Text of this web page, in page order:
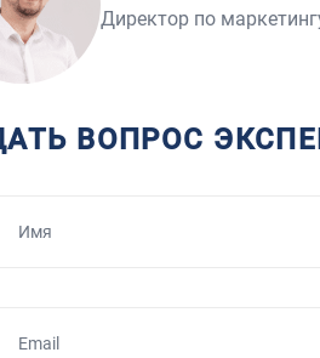
Директор по
ВОПРОС
Имя
Email